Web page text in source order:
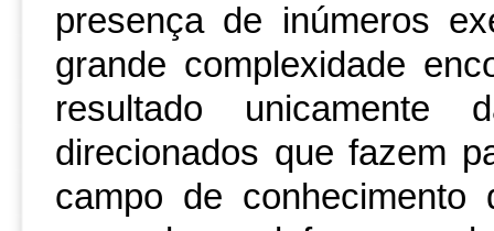
presença de inúmeros
grande complexidade
resultado
direcionados que fazem
campo de conhecimento